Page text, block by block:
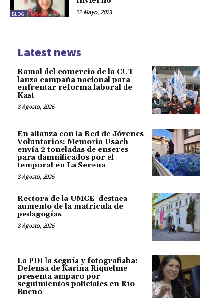
BLOG 22 Mayo, 2023
Latest news
Ramal del comercio de la CUT
lanza campaña nacional para
enfrentar reforma laboral de
Kast
8 Agosto, 2026
En alianza con la Red de Jóvenes
Voluntarios: Memoria Usach
envía 2 toneladas de enseres
para damnificados por el
temporal en La Serena
8 Agosto, 2026
Rectora de la UMCE destaca
aumento de la matrícula de
pedagogías
8 Agosto, 2026
La PDI la seguía y fotografiaba:
Defensa de Karina Riquelme
presenta amparo por
seguimientos policiales en Río
Bueno